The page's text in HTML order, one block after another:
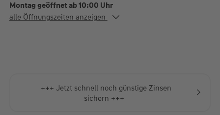
Montag geöffnet ab 10:00 Uhr
Alle Öffnungszeiten
alle Öffnungszeiten anzeigen
+++ Jetzt schnell noch günstige Zinsen
sichern +++